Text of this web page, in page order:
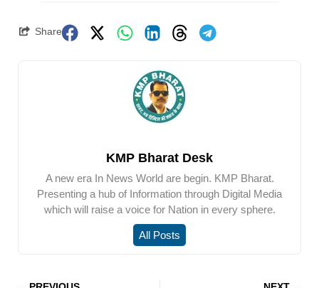
Share
KMP Bharat Desk
A new era In News World are begin. KMP Bharat.
Presenting a hub of Information through Digital Media
which will raise a voice for Nation in every sphere.
All Posts